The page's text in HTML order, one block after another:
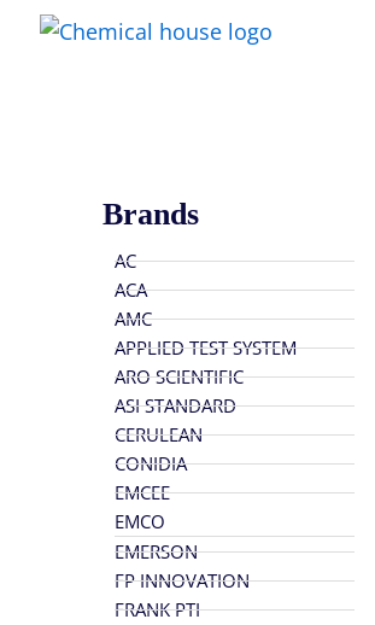
Skip
Brands
AC
ACA
AMC
APPLIED TEST SYSTEM
ARO SCIENTIFIC
ASI STANDARD
CERULEAN
CONIDIA
EMCEE
EMCO
EMERSON
FP INNOVATION
FRANK PTI